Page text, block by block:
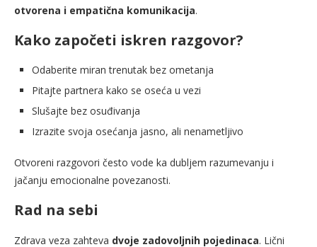
otvorena i empatična komunikacija.
Kako započeti iskren razgovor?
Odaberite miran trenutak bez ometanja
Pitajte partnera kako se oseća u vezi
Slušajte bez osuđivanja
Izrazite svoja osećanja jasno, ali nenametljivo
Otvoreni razgovori često vode ka dubljem razumevanju i
jačanju emocionalne povezanosti.
Rad na sebi
Zdrava veza zahteva dvoje zadovoljnih pojedinaca. Lični